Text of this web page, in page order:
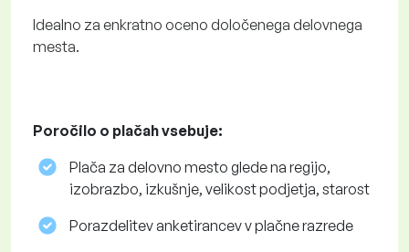
Idealno za enkratno oceno določenega delovnega
mesta.
Poročilo o plačah vsebuje:
Plača za delovno mesto glede na regijo,
izobrazbo, izkušnje, velikost podjetja, starost
Porazdelitev anketirancev v plačne razrede